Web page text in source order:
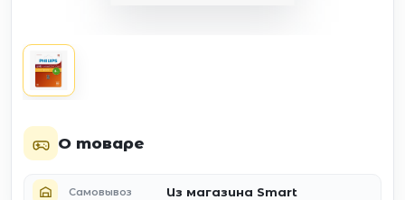
О товаре
Самовывоз Из магазина Smart